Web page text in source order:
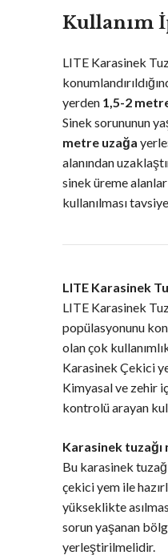
Kullanım
LITE Karasinek
yerden 1,5-2
Sinek sorununun
metre uzağa
alanından
sinek üreme
kullanılması
LITE Karasinek
LITE Karasinek
popülasyonunu
olan çok
Karasinek Çekici
Kimyasal ve zehir
kontrolü arayan
Karasinek tuzağı
Bu karasinek
çekici yem ile
yükseklikte
sorun yaşanan
yerleştirilmelidir.